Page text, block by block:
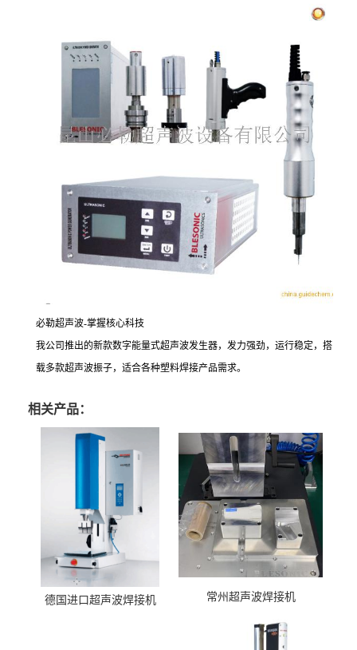
必勒超声波-掌握核心科技
我公司推出的新款数字能量式超声波发生器，发力强劲，运行稳定，搭
载多款超声波振子，适合各种塑料焊接产品需求。
相关产品：
德国进口超声波焊接机 常州超声波焊接机